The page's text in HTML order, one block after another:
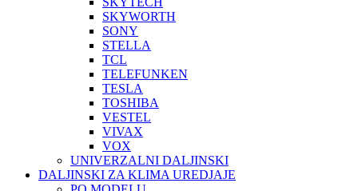
SKYWORTH
SONY
STELLA
TCL
TELEFUNKEN
TESLA
TOSHIBA
VESTEL
VIVAX
VOX
UNIVERZALNI DALJINSKI
DALJINSKI ZA KLIMA UREDJAJE